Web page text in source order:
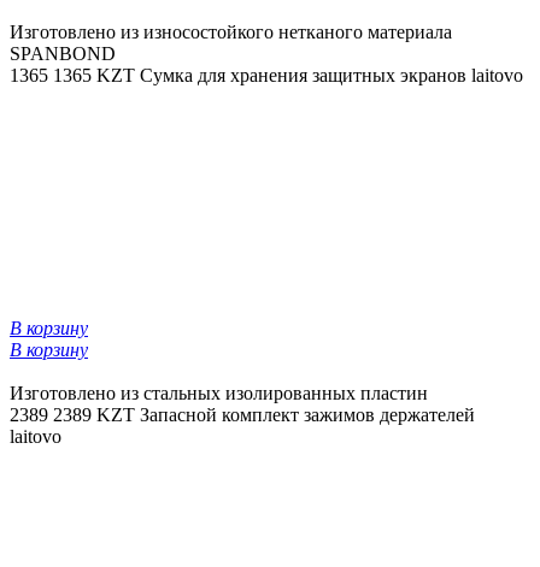
Изготовлено из износостойкого нетканого материала
SPANBOND
1365 1365 KZT Сумка для хранения защитных экранов laitovo
В корзину
В корзину
Изготовлено из стальных изолированных пластин
2389 2389 KZT Запасной комплект зажимов держателей
laitovo